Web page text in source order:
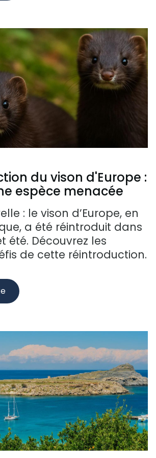
du vison d'Europe :
espèce menacée
: le vison d’Europe, en
a été réintroduit dans
été. Découvrez les
de cette réintroduction.